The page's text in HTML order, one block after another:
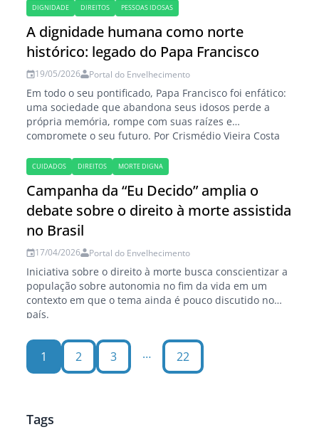
DIGNIDADE DIREITOS PESSOAS IDOSAS
A dignidade humana como norte
histórico: legado do Papa Francisco
19/05/2026 Portal do Envelhecimento
Em todo o seu pontificado, Papa Francisco foi enfático:
uma sociedade que abandona seus idosos perde a
própria memória, rompe com suas raízes e
compromete o seu futuro. Por Crismédio Vieira Costa
longevidade à defesa dos direitos humanos exemplifica
o conceito de um legado que…
CUIDADOS DIREITOS MORTE DIGNA
Campanha da “Eu Decido” amplia o
debate sobre o direito à morte assistida
no Brasil
17/04/2026 Portal do Envelhecimento
Iniciativa sobre o direito à morte busca conscientizar a
população sobre autonomia no fim da vida em um
contexto em que o tema ainda é pouco discutido no
país.
1 2 3 … 22
Tags